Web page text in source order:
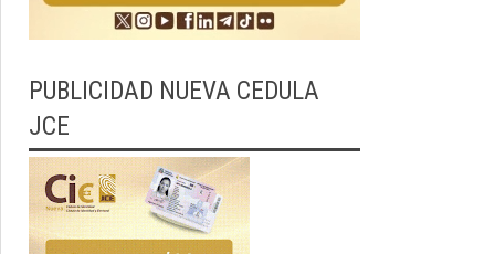
PUBLICIDAD NUEVA CEDULA
JCE